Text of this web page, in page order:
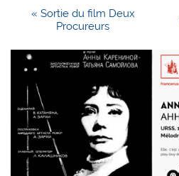
« Sortie du film Deux
Procureurs